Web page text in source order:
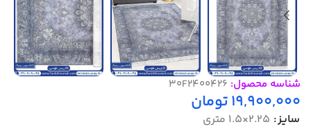
شناسه محصول: 30F2400426
19,900,000تومان
سایز 2.25×1.5 متری